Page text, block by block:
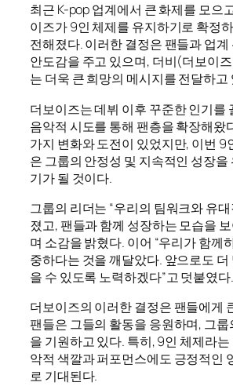
최근 K-pop 업계에서 큰 화제를 모으
이즈가 9인 체제를 유지하기로 확정
전해졌다. 이러한 결정은 팬들과 업
안도감을 주고 있으며, 더비(더보이
는 더욱 큰 희망의 메시지를 전달하고
더보이즈는 데뷔 이후 꾸준한 인기를
음악적 시도를 통해 팬층을 확장해왔
가지 변화와 도전이 있었지만, 이번 9
은 그룹의 안정성 및 지속적인 성장을
기가 될 것이다.
그룹의 리더는 “우리의 팀워크와 유
졌고, 팬들과 함께 성장하는 모습을
며 소감을 밝혔다. 이어 “우리가 함께
중하다는 것을 깨달았다. 앞으로도 더
을 수 있도록 노력하겠다”고 덧붙였다.
더보이즈의 이러한 결정은 팬들에게
팬들은 그들의 활동을 응원하며, 그
을 기원하고 있다. 특히, 9인 체제라
악적 색깔과 퍼포먼스에도 긍정적인
로 기대된다.